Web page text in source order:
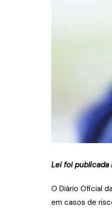
Lei foi publicada
O Diário Oficial
em casos de